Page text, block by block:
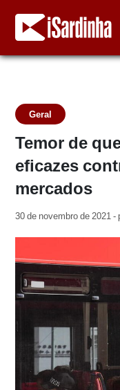
Geral
Temor de
eficazes
mercados
30 de novembro de 2021 -